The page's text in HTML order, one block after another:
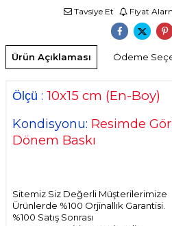
Tavsiye Et Fiyat
Ürün Açıklaması Ödeme
Ölçü : 10x15 cm (En-Boy)
Kondisyonu: Resimde
Dönem Baskı
Sitemiz Siz Değerli Müşterilerimize
Ürünlerde %100 Orjinallık Garantisi.
%100 Satış Sonrası